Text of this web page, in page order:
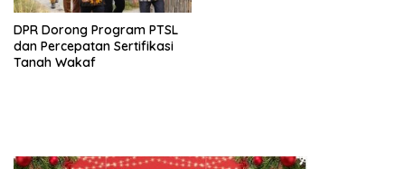
DPR Dorong Program PTSL
dan Percepatan Sertifikasi
Tanah Wakaf